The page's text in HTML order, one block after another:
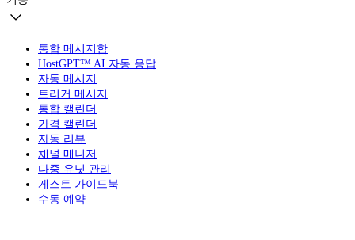
통합 메시지함
HostGPT™ AI 자동 응답
자동 메시지
트리거 메시지
통합 캘린더
가격 캘린더
자동 리뷰
채널 매니저
다중 유닛 관리
게스트 가이드북
수동 예약